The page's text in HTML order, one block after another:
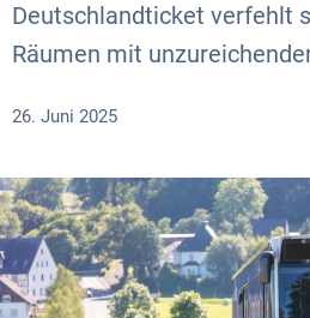
Deutschlandticket verfehlt
Räumen mit
26. Juni 2025